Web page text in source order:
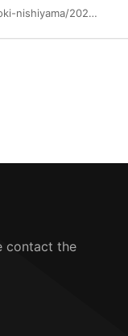
https://community.ibm.com/community/user/blogs/hiroki-nishiyama/2025/07/08/flashsystemsvc5
contact the